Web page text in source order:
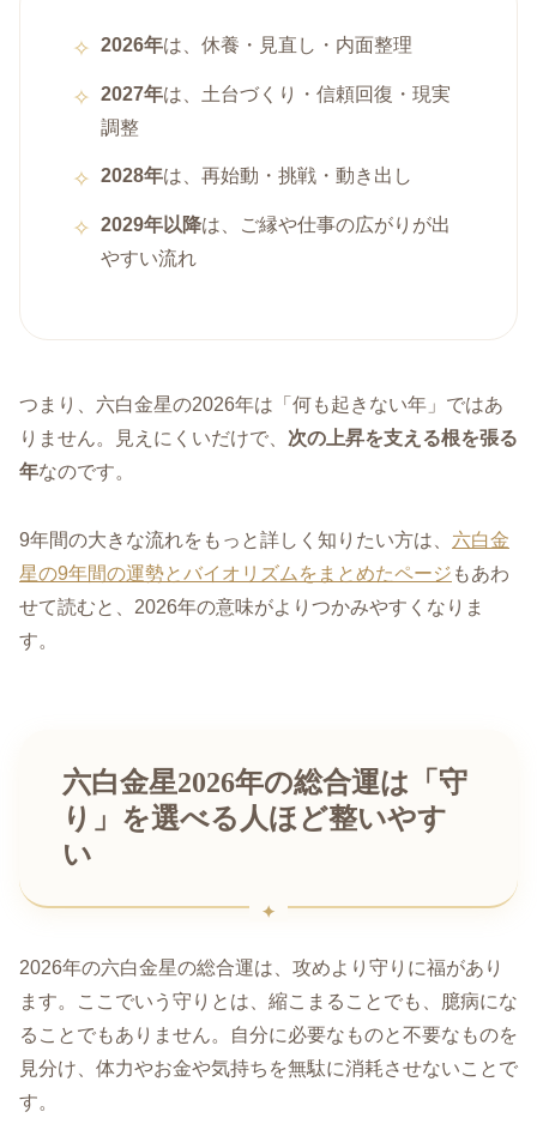
2026年は、休養・見直し・内面整理
2027年は、土台づくり・信頼回復・現実
調整
2028年は、再始動・挑戦・動き出し
2029年以降は、ご縁や仕事の広がりが出
やすい流れ
つまり、六白金星の2026年は「何も起きない年」ではあ
りません。見えにくいだけで、 次の上昇を支える根を張る
年なのです。
9年間の大きな流れをもっと詳しく知りたい方は、 六白金
星の9年間の運勢とバイオリズムをまとめたページ もあわ
せて読むと、2026年の意味がよりつかみやすくなりま
す。
六白金星2026年の総合運は「守
り」を選べる人ほど整いやす
い
2026年の六白金星の総合運は、攻めより守りに福があり
ます。ここでいう守りとは、縮こまることでも、臆病にな
ることでもありません。自分に必要なものと不要なものを
見分け、体力やお金や気持ちを無駄に消耗させないことで
す。